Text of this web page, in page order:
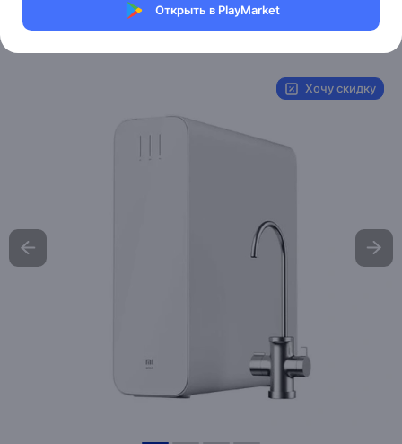
Открыть в PlayMarket
Магазин Xiaomi
Хочу скидку